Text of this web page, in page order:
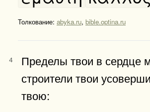
Толкование: abyka.ru, bible.optina.ru
4
Пределы твои в сердце
строители твои
твою: